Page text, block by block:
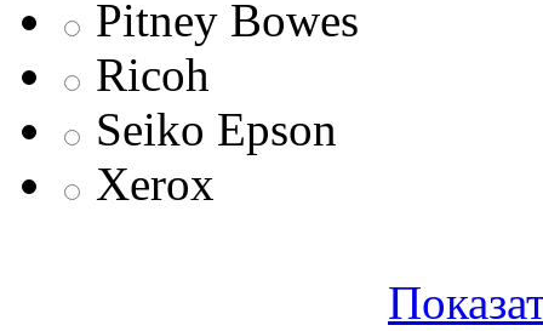
Pitney Bowes
Ricoh
Seiko Epson
Xerox